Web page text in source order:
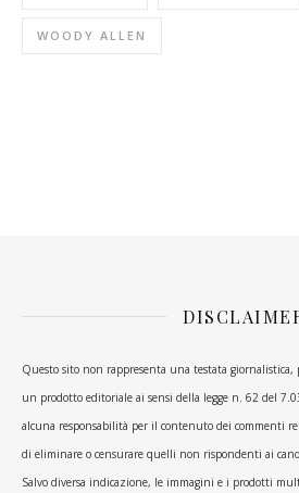
WOODY ALLEN
Questo sito non rappresenta una testata
un prodotto editoriale ai sensi della legge n. 62 del
alcuna responsabilità per il contenuto dei commenti
di eliminare o censurare quelli non rispondenti ai
Salvo diversa indicazione, le immagini e i prodotti